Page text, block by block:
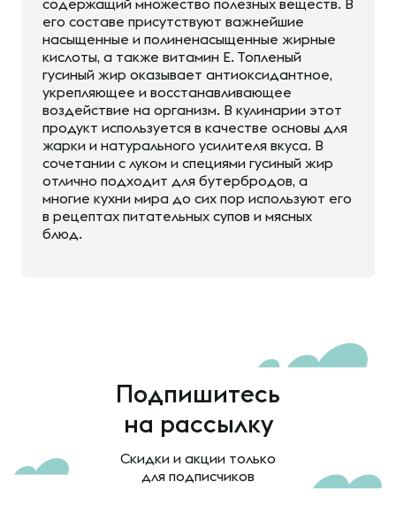
содержащий множество полезных веществ. В
его составе присутствуют важнейшие
насыщенные и полиненасыщенные жирные
кислоты, а также витамин Е. Топленый
гусиный жир оказывает антиоксидантное,
укрепляющее и восстанавливающее
воздействие на организм. В кулинарии этот
продукт используется в качестве основы для
жарки и натурального усилителя вкуса. В
сочетании с луком и специями гусиный жир
отлично подходит для бутербродов, а
многие кухни мира до сих пор используют его
в рецептах питательных супов и мясных
блюд.
Подпишитесь
на рассылку
Скидки и акции только
для подписчиков